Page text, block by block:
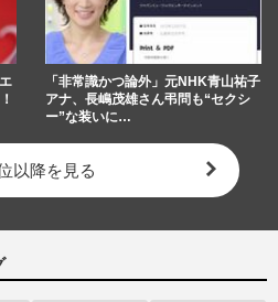
「非常識かつ論外」元NHK青山祐子
アナ、長嶋茂雄さん弔問も“セクシ
ー”な装いに…
以降を見る